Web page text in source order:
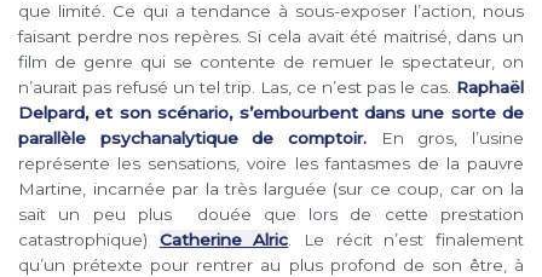
que limité. Ce qui a tendance à sous-exposer l’action, nous
faisant perdre nos repères. Si cela avait été maitrisé, dans un
film de genre qui se contente de remuer le spectateur, on
n’aurait pas refusé un tel trip. Las, ce n’est pas le cas. Raphaël
Delpard, et son scénario, s’embourbent dans une sorte de
parallèle psychanalytique de comptoir. En gros, l’usine
représente les sensations, voire les fantasmes de la pauvre
Martine, incarnée par la très larguée (sur ce coup, car on la
sait un peu plus douée que lors de cette prestation
catastrophique) Catherine Alric. Le récit n’est finalement
qu’un prétexte pour rentrer au plus profond de son être, à